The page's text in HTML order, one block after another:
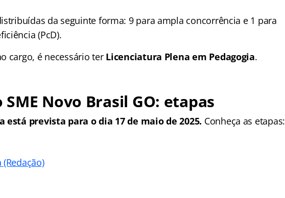
da seguinte forma: 9 para ampla concorrência e 1 para
(PcD).
cargo, é necessário terLicenciatura Plena em Pedagogia.
SME Novo Brasil GO: etapas
está prevista para o dia 17 de maio de 2025. Conheça as etapas: